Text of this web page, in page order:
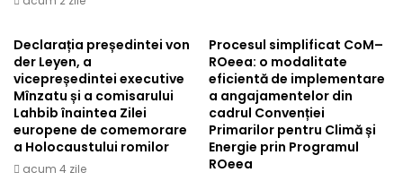
Declarația președintei von
der Leyen, a
vicepreședintei executive
Mînzatu și a comisarului
Lahbib înaintea Zilei
europene de comemorare
a Holocaustului romilor
acum 4 zile
Procesul simplificat CoM–
ROeea: o modalitate
eficientă de implementare
a angajamentelor din
cadrul Convenției
Primarilor pentru Climă și
Energie prin Programul
ROeea